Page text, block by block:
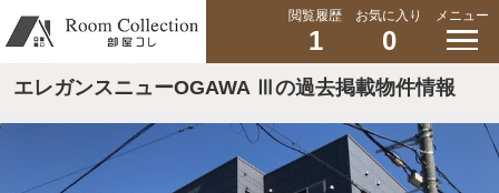
閲覧履歴
1
お気に入り
0
メニュー
エレガンスニューOGAWA Ⅲの過去掲載物件情報